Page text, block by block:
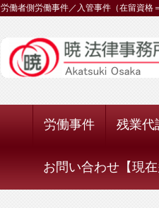
労働者側労働事件／入管事件（在留資格
労働事件 残業代
お問い合わせ【現